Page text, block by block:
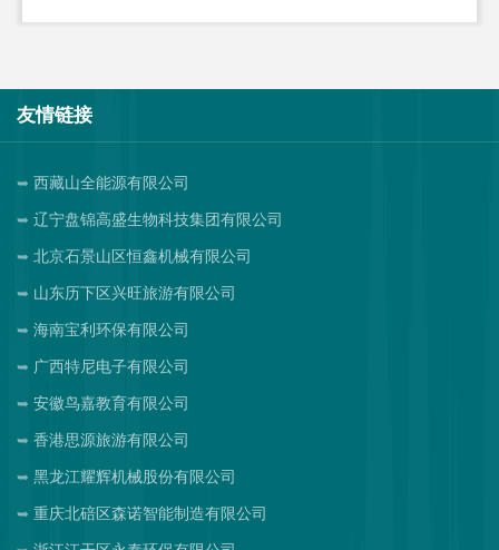
友情链接
西藏山全能源有限公司
辽宁盘锦高盛生物科技集团有限公司
北京石景山区恒鑫机械有限公司
山东历下区兴旺旅游有限公司
海南宝利环保有限公司
广西特尼电子有限公司
安徽鸟嘉教育有限公司
香港思源旅游有限公司
黑龙江耀辉机械股份有限公司
重庆北碚区森诺智能制造有限公司